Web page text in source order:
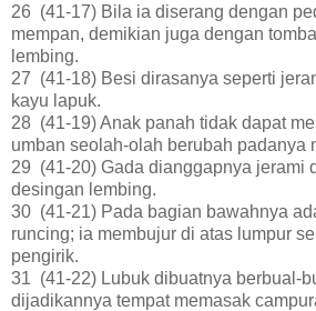
26 (41-17) Bila ia diserang dengan
mempan, demikian juga dengan
lembing.
27 (41-18) Besi dirasanya seperti
kayu lapuk.
28 (41-19) Anak panah tidak dapat
umban seolah-olah berubah padanya
29 (41-20) Gada dianggapnya jerami
desingan lembing.
30 (41-21) Pada bagian bawahnya
runcing; ia membujur di atas lumpur
pengirik.
31 (41-22) Lubuk dibuatnya berbual-
dijadikannya tempat memasak